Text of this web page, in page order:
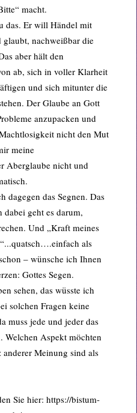
macht.
das. Er will Händel mit
glaubt, nachweißbar die
aber hält den
ab, sich in voller Klarheit
und sich mitunter die
Der Glaube an Gott
anzupacken und
nicht den Mut
meine
Aberglaube nicht und
dagegen das Segnen. Das
geht es darum,
Und „Kraft meines
als
– wünsche ich Ihnen
Gottes Segen.
sehen, das wüsste ich
solchen Fragen keine
muss jede und jeder das
Welchen Aspekt möchten
anderer Meinung sind als
Sie hier: https://bistum-